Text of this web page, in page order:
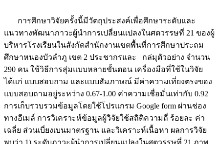
การศึกษาวิจัยครั้งนี้มีวัตถุประสงค์เพื่อศึกษาระดับและ
แนวทางพัฒนาภาวะผู้นำการเปลี่ยนแปลงในศตวรรษที่ 21 ของผู้
บริหารโรงเรียนในสังกัดสำนักงานเขตพื้นที่การศึกษาประถม
ศึกษาหนองบัวลำภู เขต 2 ประชากรและ กล่มุตัวอย่าง จำนวน
290 คน ใช้วิธีการสุ่มแบบหลายขั้นตอน เครื่องมือที่ใช้ในวิจัย
ได้แก่ แบบสอบถาม และแบบสัมภาษณ์ มีค่าความเที่ยงตรงของ
แบบสอบถามอยู่ระหว่าง 0.67-1.00 ค่าความเชื่อมั่นเท่ากับ 0.92
การเก็บรวบรวมข้อมูลโดยใช้โปรแกรม Google form ผ่านช่อง
ทางอีเมล์ การวิเคราะห์ข้อมูลผู้วิจัยใช้สถิติความถี่ ร้อยละ ค่า
เฉลี่ย ส่วนเบี่ยงเบนมาตรฐาน และวิเคราะห์เนื้อหา ผลการวิจัย